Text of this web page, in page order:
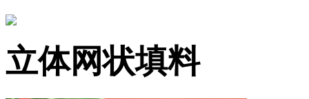
立体网状填料